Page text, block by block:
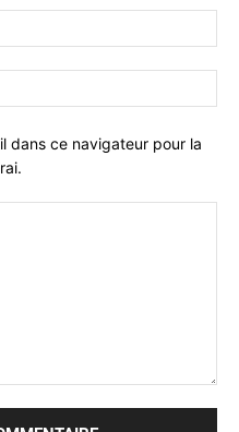
:*
:*
dans ce navigateur pour la